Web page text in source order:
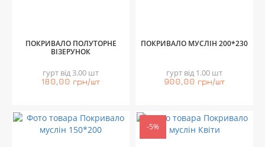
ПОКРИВАЛО ПОЛУТОРНЕ
ВІЗЕРУНОК
гурт від 3.00 шт
180,00 грн/шт
ПОКРИВАЛО МУСЛІН 200*230
гурт від 1.00 шт
900,00 грн/шт
-5%